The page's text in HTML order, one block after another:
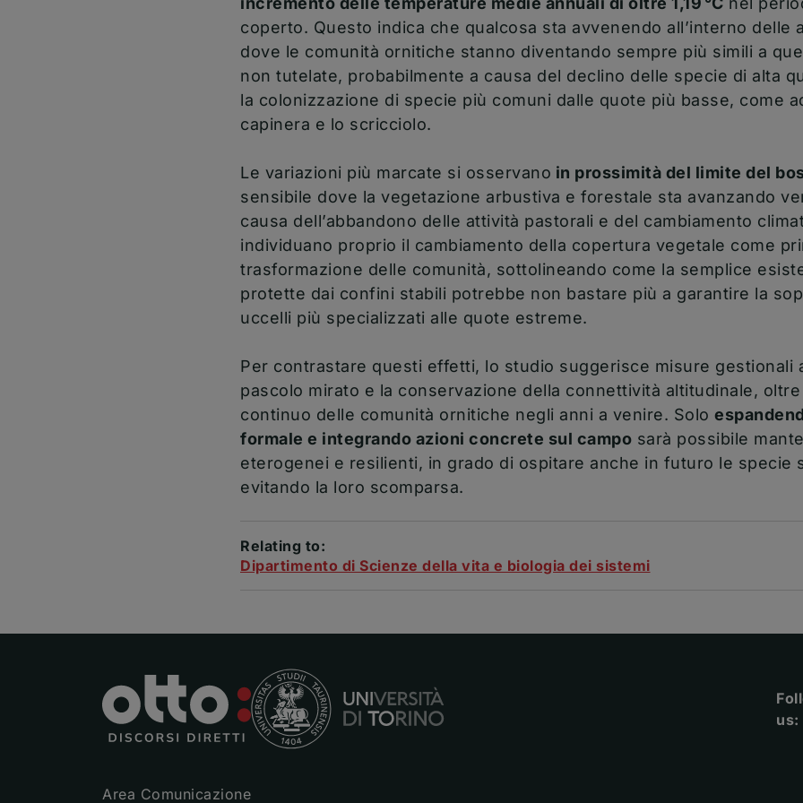
coperto. Questo indica che qualcosa sta avvenendo all’interno delle
dove le comunità ornitiche stanno diventando sempre più simili a
non tutelate, probabilmente a causa del declino delle specie di alta
la colonizzazione di specie più comuni dalle quote più basse, come
capinera e lo scricciolo.
Le variazioni più marcate si osservano in prossimità del limite del
sensibile dove la vegetazione arbustiva e forestale sta avanzando
causa dell’abbandono delle attività pastorali e del cambiamento
individuano proprio il cambiamento della copertura vegetale come
trasformazione delle comunità, sottolineando come la semplice
protette dai confini stabili potrebbe non bastare più a garantire la
uccelli più specializzati alle quote estreme.
Per contrastare questi effetti, lo studio suggerisce misure gestionali
pascolo mirato e la conservazione della connettività altitudinale,
continuo delle comunità ornitiche negli anni a venire. Solo
formale e integrando azioni concrete sul campo sarà possibile
eterogenei e resilienti, in grado di ospitare anche in futuro le specie
evitando la loro scomparsa.
Relating to:
Dipartimento di Scienze della vita e biologia dei sistemi
us:
Area Comunicazione